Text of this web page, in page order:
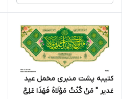
کتیبه پشت منبری مخمل عید
غدیر " مَنْ کُنْتُ مَوْلَاهُ فَهَذَا عَلِیٌّ